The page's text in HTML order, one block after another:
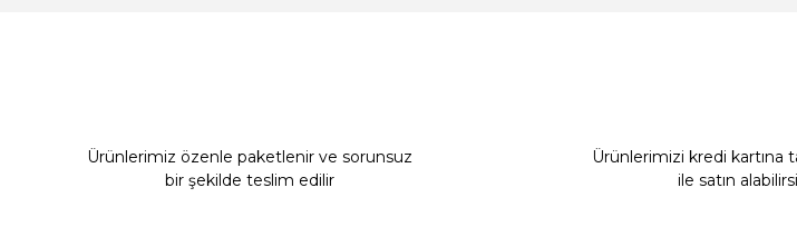
Ürünlerimiz özenle paketlenir ve sorunsuz
bir şekilde teslim edilir
Ürünlerimizi kredi kartına
ile satın